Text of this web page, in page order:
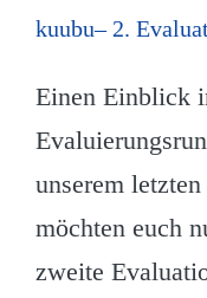
kuubu– 2.
Einen Einblick
unserem
möchten euch
zweite